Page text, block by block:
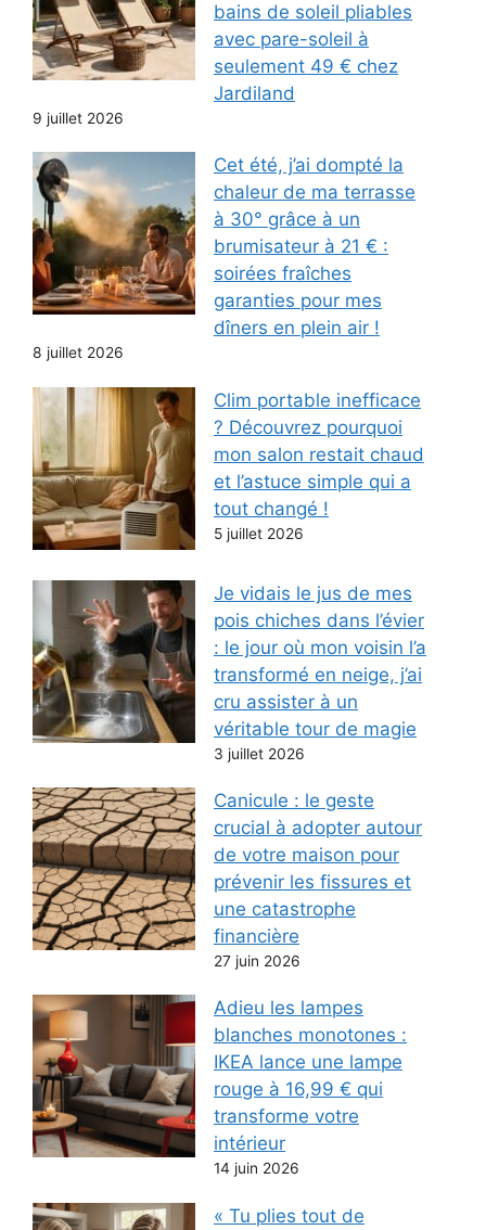
bains de soleil pliables
avec pare-soleil à
seulement 49 € chez
Jardiland
9 juillet 2026
Cet été, j’ai dompté la
chaleur de ma terrasse
à 30° grâce à un
brumisateur à 21 € :
soirées fraîches
garanties pour mes
dîners en plein air !
8 juillet 2026
Clim portable inefficace
? Découvrez pourquoi
mon salon restait chaud
et l’astuce simple qui a
tout changé !
5 juillet 2026
Je vidais le jus de mes
pois chiches dans l’évier
: le jour où mon voisin l’a
transformé en neige, j’ai
cru assister à un
véritable tour de magie
3 juillet 2026
Canicule : le geste
crucial à adopter autour
de votre maison pour
prévenir les fissures et
une catastrophe
financière
27 juin 2026
Adieu les lampes
blanches monotones :
IKEA lance une lampe
rouge à 16,99 € qui
transforme votre
intérieur
14 juin 2026
« Tu plies tout de